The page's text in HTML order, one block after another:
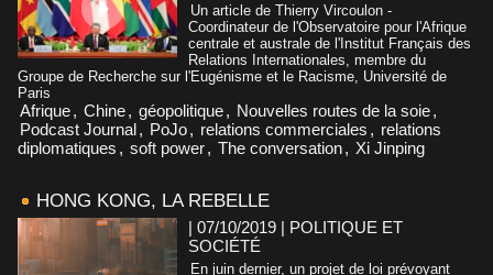
Un article de Thierry Vircoulon -
Coordinateur de l'Observatoire pour l'Afrique
centrale et australe de l'Institut Français des
Relations Internationales, membre du
Groupe de Recherche sur l'Eugénisme et le Racisme, Université de
Paris
Afrique, Chine, géopolitique, Nouvelles routes de la soie,
Podcast Journal, PoJo, relations commerciales , relations
diplomatiques , soft power, The conversation, Xi Jinping
HONG KONG, LA REBELLE
| 07/10/2019 | POLITIQUE ET
SOCIÉTÉ
En juin dernier, un projet de loi prévoyant